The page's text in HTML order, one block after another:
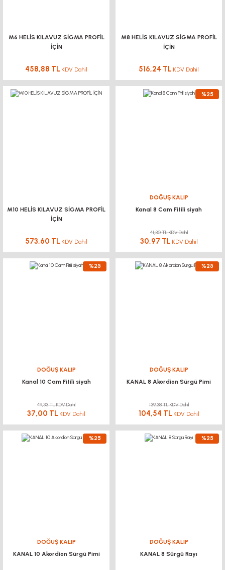
M6 HELİS KILAVUZ SİGMA PROFİL
İÇİN
458,88 TL KDV Dahil
M8 HELİS KILAVUZ SİGMA PROFİL
İÇİN
516,24 TL KDV Dahil
M10 HELİS KILAVUZ SİGMA PROFİL
İÇİN
573,60 TL KDV Dahil
%25
DOĞUŞ KALIP
Kanal 8 Cam Fitili siyah
41,30 TL KDV Dahil
30,97 TL KDV Dahil
%25
DOĞUŞ KALIP
Kanal 10 Cam Fitili siyah
49,33 TL KDV Dahil
37,00 TL KDV Dahil
%25
DOĞUŞ KALIP
KANAL 8 Akordion Sürgü Pimi
139,38 TL KDV Dahil
104,54 TL KDV Dahil
%25
DOĞUŞ KALIP
KANAL 10 Akordion Sürgü Pimi
%25
DOĞUŞ KALIP
KANAL 8 Sürgü Rayı